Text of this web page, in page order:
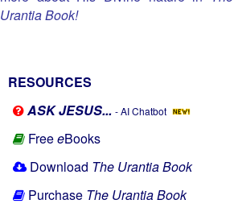
Urantia Book!
RESOURCES
ASK JESUS... - AI Chatbot
FreeeBooks
Download The Urantia Book
Purchase The Urantia Book